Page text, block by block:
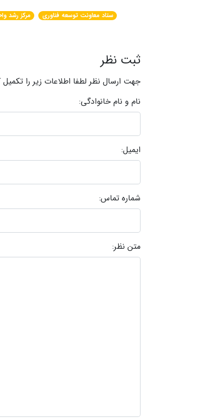
ستاد معاونت توسعه فناوری مرکز رشد
ثبت نظر
جهت ارسال نظر لطفا اطلاعات زیر را تکمیل
نام و نام خانوادگی:
ایمیل:
شماره تماس:
متن نظر: